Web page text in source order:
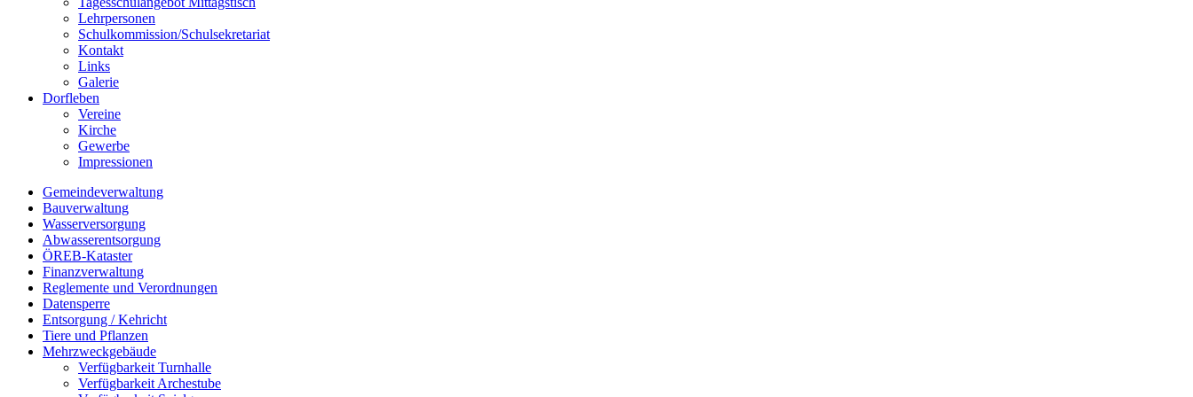
Lehrpersonen
Schulkommission/Schulsekretariat
Kontakt
Links
Galerie
Dorfleben
Vereine
Kirche
Gewerbe
Impressionen
Gemeindeverwaltung
Bauverwaltung
Wasserversorgung
Abwasserentsorgung
ÖREB-Kataster
Finanzverwaltung
Reglemente und Verordnungen
Datensperre
Entsorgung / Kehricht
Tiere und Pflanzen
Mehrzweckgebäude
Verfügbarkeit Turnhalle
Verfügbarkeit Archestube